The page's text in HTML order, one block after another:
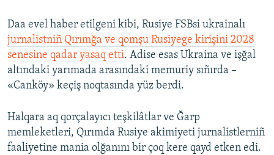
Daa evel haber etilgeni kibi, Rusiye FSBsi ukrainalı
jurnalistniñ Qırımğa ve qomşu Rusiyege kirişini 2028
senesine qadar yasaq etti. Adise esas Ukraina ve işğal
altındaki yarımada arasındaki memuriy sıñırda –
«Canköy» keçiş noqtasında yüz berdi.
Halqara aq qorçalayıcı teşkilâtlar ve Ğarp
memleketleri, Qırımda Rusiye akimiyeti jurnalistlerniñ
faaliyetine mania olğanını bir çoq kere qayd etken edi.